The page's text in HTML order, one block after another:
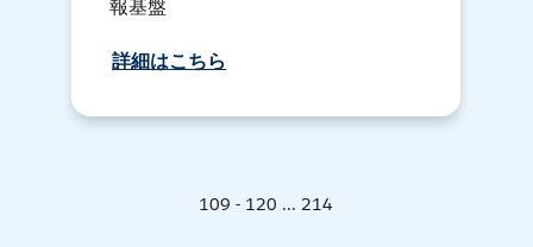
報基盤
詳細はこちら
109 - 120 ... 214